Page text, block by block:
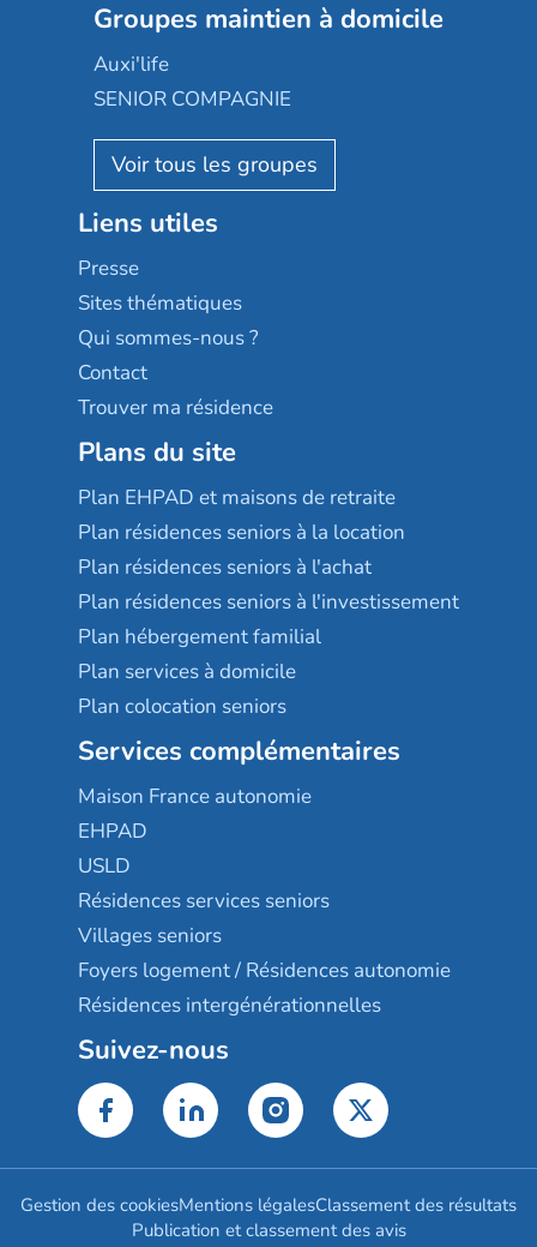
Les jardins d'Arcadie
Occitalia
Appartseniors
Reseda
Stella management
Les villages d'or
Sérénys
Résidences services Villa Médicis
Groupe SOS
Le Noble Âge
Almage
Résidalya
Groupe aplus
Groupes maintien à domicile
Auxi'life
SENIOR COMPAGNIE
AGE D'OR Services
Liens utiles
Presse
Sites thématiques
Qui sommes-nous ?
Contact
Trouver ma résidence
Plans du site
Plan EHPAD et maisons de retraite
Plan résidences seniors à la location
Plan résidences seniors à l'achat
Plan résidences seniors à l'investissement
Plan hébergement familial
Plan services à domicile
Plan colocation seniors
Services complémentaires
Maison France autonomie
EHPAD
USLD
Résidences services seniors
Villages seniors
Foyers logement / Résidences autonomie
Résidences intergénérationnelles
Suivez-nous
Gestion des cookiesMentions légalesClassement des résultats
Publication et classement des avis